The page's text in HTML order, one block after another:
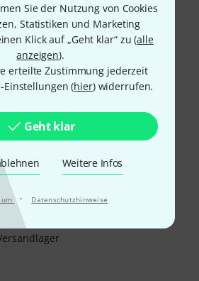
Sie der Nutzung von Cookies
Statistiken und Marketing
Klick auf „Geht klar“ zu (alle
anzeigen).
erteilte Zustimmung jederzeit
Einstellungen (hier) widerrufen.
Geht klar
Weitere Infos
· Datenschutzhinweise
und sicher per Nachnahme,
Pay,Klarna Sofort bezahlen
Kreditkarte.
Garantie